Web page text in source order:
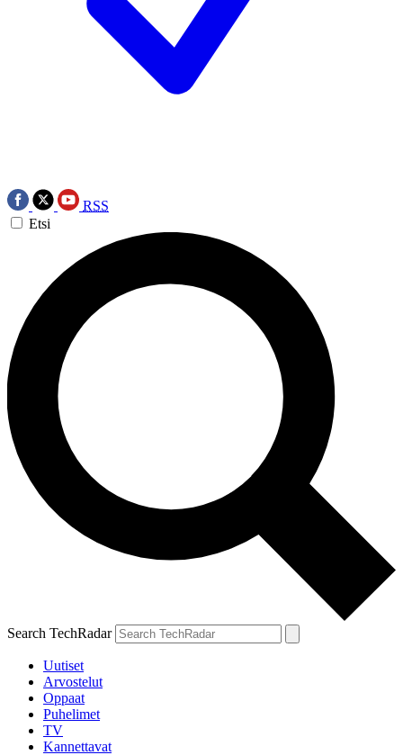
RSS
Etsi
Search TechRadar
Uutiset
Arvostelut
Oppaat
Puhelimet
TV
Kannettavat